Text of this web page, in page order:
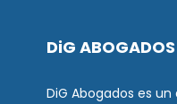
DiG ABOGADOS
DiG Abogados es